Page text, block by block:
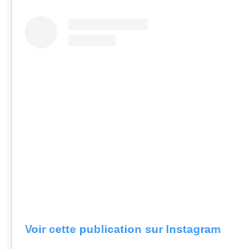
Voir cette publication sur Instagram